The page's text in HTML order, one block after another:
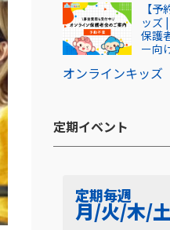
オンラインキッズ
【
ッズ
保護
ー向
定期イベント​
定期毎週
月/火/木/